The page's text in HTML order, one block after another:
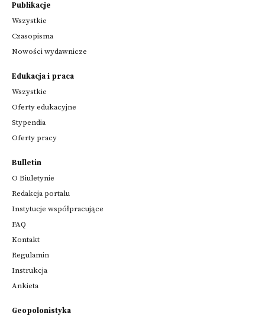
Publikacje
Wszystkie
Czasopisma
Nowości wydawnicze
Edukacja i praca
Wszystkie
Oferty edukacyjne
Stypendia
Oferty pracy
Bulletin
O Biuletynie
Redakcja portalu
Instytucje współpracujące
FAQ
Kontakt
Regulamin
Instrukcja
Ankieta
Geopolonistyka